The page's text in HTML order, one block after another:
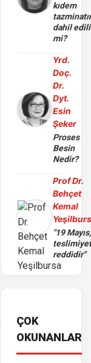
kıdem
dahil
mi?
Yrd.
Doç.
Dr.
Dyt.
Esin
Şeker
Proses
Besin
Nedir?
Prof Dr.
Behçet
Kemal
"19 Mayıs,
reddidir"
ÇOK
OKUNANLAR